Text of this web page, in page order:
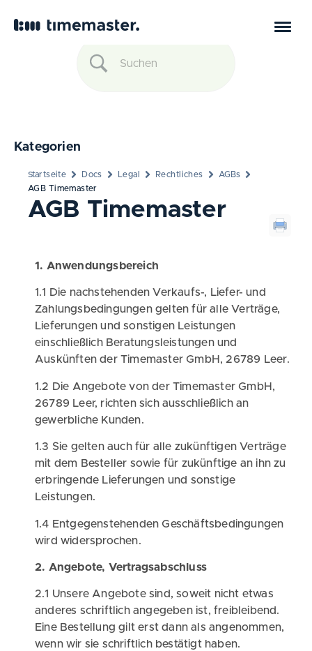
Kategorien
Startseite Docs Legal Rechtliches
AGBs
AGB Timemaster
AGB Timemaster
1. Anwendungsbereich
1.1 Die nachstehenden Verkaufs-, Liefer- und
Zahlungsbedingungen gelten für alle Verträge,
Lieferungen und sonstigen Leistungen
einschließlich Beratungsleistungen und
Auskünften der Timemaster GmbH, 26789 Leer.
1.2 Die Angebote von der Timemaster GmbH,
26789 Leer, richten sich ausschließlich an
gewerbliche Kunden.
1.3 Sie gelten auch für alle zukünftigen Verträge
mit dem Besteller sowie für zukünftige an ihn zu
erbringende Lieferungen und sonstige
Leistungen.
1.4 Entgegenstehenden Geschäftsbedingungen
wird widersprochen.
2. Angebote, Vertragsabschluss
2.1 Unsere Angebote sind, soweit nicht etwas
anderes schriftlich angegeben ist, freibleibend.
Eine Bestellung gilt erst dann als angenommen,
wenn wir sie schriftlich bestätigt haben.